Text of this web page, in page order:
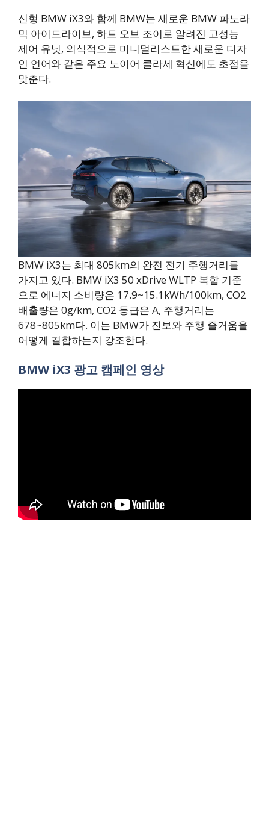
신형 BMW iX3와 함께 BMW는 새로운 BMW 파노라
믹 아이드라이브, 하트 오브 조이로 알려진 고성능
제어 유닛, 의식적으로 미니멀리스트한 새로운 디자
인 언어와 같은 주요 노이어 클라세 혁신에도 초점을
맞춘다.
BMW iX3는 최대 805km의 완전 전기 주행거리를
가지고 있다. BMW iX3 50 xDrive WLTP 복합 기준
으로 에너지 소비량은 17.9~15.1kWh/100km, CO2
배출량은 0g/km, CO2 등급은 A, 주행거리는
678~805km다. 이는 BMW가 진보와 주행 즐거움을
어떻게 결합하는지 강조한다.
BMW iX3 광고 캠페인 영상